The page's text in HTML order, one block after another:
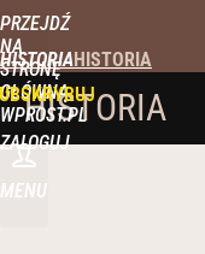
PRZEJDŹ
NA
STRONĘ
GŁÓWNĄ
WPROST.PL
HISTORIA
ZALOGUJ
MENU
HISTORIA